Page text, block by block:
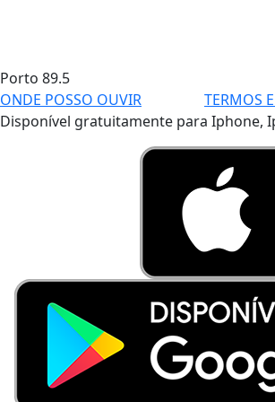
Porto 89.5
ONDE POSSO OUVIR
TERMOS
Disponível gratuitamente para Iphone,